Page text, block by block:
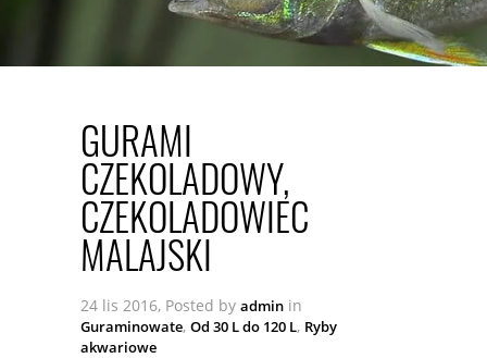
GURAMI
CZEKOLADOWY,
CZEKOLADOWIEC
MALAJSKI
24 lis 2016, Posted by admin in
Guraminowate, Od 30 L do 120 L, Ryby
akwariowe